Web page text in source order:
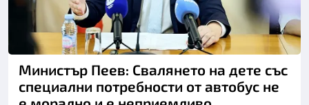
Министър Пеев: Свалянето на дете със
специални потребности от автобус не